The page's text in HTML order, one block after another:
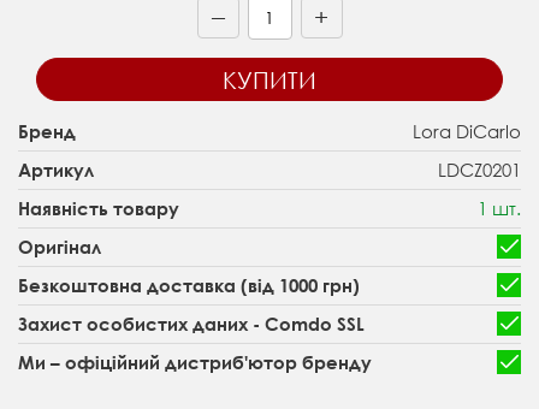
— +
КУПИТИ
Бренд Lora DiCarlo
Артикул LDCZ0201
Наявність товару 1 шт.
Оригінал
Безкоштовна доставка (від 1000 грн)
Захист особистих даних - Comdo SSL
Ми – офіційний дистриб'ютор бренду